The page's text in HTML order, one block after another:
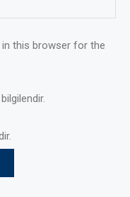
in this browser for the